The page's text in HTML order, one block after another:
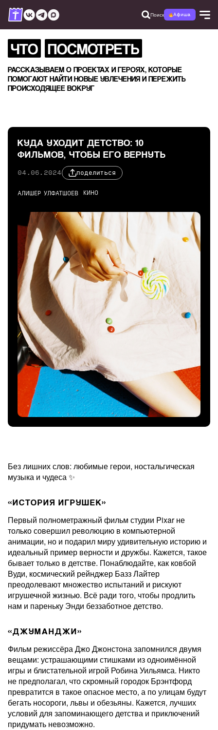
Поиск Афиша
ЧТО ПОСМОТРЕТЬ
РАССКАЗЫВАЕМ О ПРОЕКТАХ И ГЕРОЯХ, КОТОРЫЕ
ПОМОГАЮТ НАЙТИ НОВЫЕ УВЛЕЧЕНИЯ И ПЕРЕЖИТЬ
ПРОИСХОДЯЩЕЕ ВОКРУГ
КУДА УХОДИТ ДЕТСТВО: 10
ФИЛЬМОВ, ЧТОБЫ ЕГО ВЕРНУТЬ
04.06.2024 поделиться
АЛИШЕР УЛФАТШОЕВ КИНО
Без лишних слов: любимые герои, ностальгическая
музыка и чудеса ✨
«ИСТОРИЯ ИГРУШЕК»
Первый полнометражный фильм студии Pixar не
только совершил революцию в компьютерной
анимации, но и подарил миру удивительную историю и
идеальный пример верности и дружбы. Кажется, такое
бывает только в детстве. Понаблюдайте, как ковбой
Вуди, космический рейнджер Базз Лайтер
преодолевают множество испытаний и рискуют
игрушечной жизнью. Всё ради того, чтобы продлить
нам и пареньку Энди беззаботное детство.
«ДЖУМАНДЖИ»
Фильм режиссёра Джо Джонстона запомнился двумя
вещами: устрашающими стишками из одноимённой
игры и блистательной игрой Робина Уильямса. Никто
не предполагал, что скромный городок Брэнтфорд
превратится в такое опасное место, а по улицам будут
бегать носороги, львы и обезьяны. Кажется, лучших
условий для запоминающего детства и приключений
придумать невозможно.